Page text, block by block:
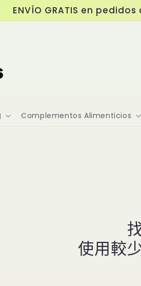
ENVÍO GRATIS en pedidos
Complementos Alimenticios
使用較